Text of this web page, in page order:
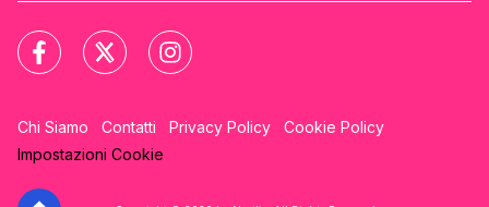
Chi Siamo Contatti Privacy Policy
Cookie Policy
Impostazioni Cookie